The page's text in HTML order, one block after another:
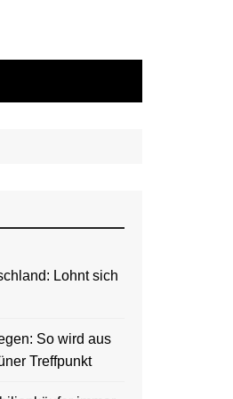
Lohnt sich
So wird aus
Treffpunkt